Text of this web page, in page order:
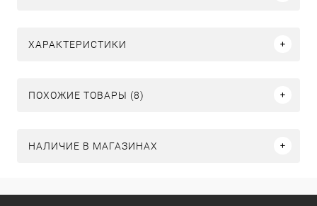
ХАРАКТЕРИСТИКИ
ПОХОЖИЕ ТОВАРЫ (8)
НАЛИЧИЕ В МАГАЗИНАХ